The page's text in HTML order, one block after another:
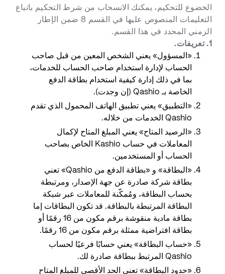
الخضوع للتحكيم، يمكنك الانسحاب من شرط التحكيم باتباع
التعليمات المنصوص عليها في القسم 8 ضمن الإطار
الزمني المحدد في هذا القسم.
1. تعريفات.
«المسؤول» يعني الشخص المعين من قبل صاحب
الحساب لإدارة استخدام صاحب الحساب للخدمات،
بما في ذلك إدارة كيفية استخدام بطاقة الدفع
الخاصة بـ Qashio (إن وجدت).
«التطبيق» يعني تطبيق الهاتف المحمول الذي تقدم
Qashio الخدمات من خلاله.
«الرصيد المتاح» يعني المبلغ المتاح لإكمال
المعاملات في حساب Kashio الخاص بصاحب
الحساب أو المستخدمين.
«البطاقة» و «بطاقة الدفع من Qashio» تعني
بطاقة شركة صادرة عن جهة الإصدار، ومرتبطة
بحساب البطاقة، ومُمكّنة للمعاملات عبر شبكة
البطاقة المرتبطة بالبطاقة. قد تكون البطاقات إما
بطاقة مادية منقوشة برقم مكون من 16 رقمًا أو
بطاقة افتراضية ممثلة برقم مكون من 16 رقمًا.
«حساب البطاقة» يعني حسابًا فرعيًا لحساب
Qashio المرتبط ببطاقة صادرة لك.
«حدود البطاقة» تعني الحد الأقصى للمبلغ المتاح